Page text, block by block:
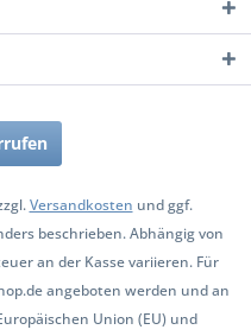
Versandkosten und ggf.
beschrieben. Abhängig von
an der Kasse variieren. Für
angeboten werden und an
Union (EU) und